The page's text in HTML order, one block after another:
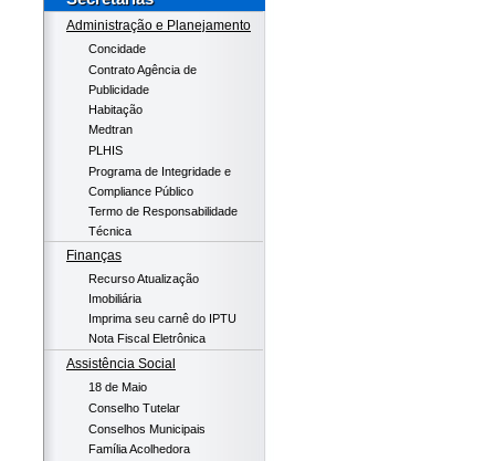
Administração e Planejamento
Concidade
Contrato Agência de
Publicidade
Habitação
Medtran
PLHIS
Programa de Integridade e
Compliance Público
Termo de Responsabilidade
Técnica
Finanças
Recurso Atualização
Imobiliária
Imprima seu carnê do IPTU
Nota Fiscal Eletrônica
Assistência Social
18 de Maio
Conselho Tutelar
Conselhos Municipais
Família Acolhedora